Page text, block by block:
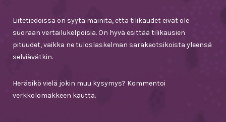
Liitetiedoissa on syytä mainita, että tilikaudet eivät ole
suoraan vertailukelpoisia. On hyvä esittää tilikausien
pituudet, vaikka ne tuloslaskelman sarakeotsikoista yleensä
selviävätkin.
Heräsikö vielä jokin muu kysymys? Kommentoi
verkkolomakkeen kautta.